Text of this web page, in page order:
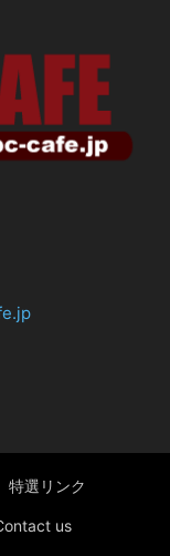
特選リンク
us